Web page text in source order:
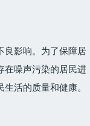
良影响。为了保障居
在噪声污染的居民进
活的质量和健康。